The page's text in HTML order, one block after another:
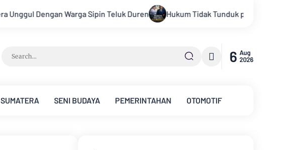
Tidak Tunduk pada Persepsi: Kritik Terhadap Monopoli Kebenaran oleh Media
6 Aug
2026
SENI BUDAYA PEMERINTAHAN OTOMOTIF